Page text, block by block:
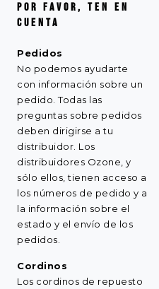
Por favor, ten en
cuenta
Pedidos
No podemos ayudarte
con información sobre un
pedido. Todas las
preguntas sobre pedidos
deben dirigirse a tu
distribuidor. Los
distribuidores Ozone, y
sólo ellos, tienen acceso a
los números de pedido y a
la información sobre el
estado y el envío de los
pedidos.
Cordinos
Los cordinos de repuesto